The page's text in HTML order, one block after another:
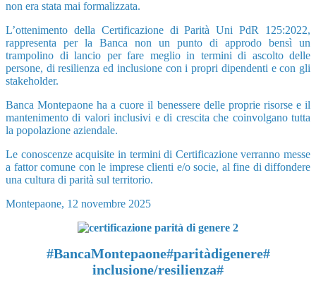
non era stata mai formalizzata.
L’ottenimento della Certificazione di Parità Uni PdR 125:2022,
rappresenta per la Banca non un punto di approdo bensì un
trampolino di lancio per fare meglio in termini di ascolto delle
persone, di resilienza ed inclusione con i propri dipendenti e con gli
stakeholder.
Banca Montepaone ha a cuore il benessere delle proprie risorse e il
mantenimento di valori inclusivi e di crescita che coinvolgano tutta
la popolazione aziendale.
Le conoscenze acquisite in termini di Certificazione verranno messe
a fattor comune con le imprese clienti e/o socie, al fine di diffondere
una cultura di parità sul territorio.
Montepaone, 12 novembre 2025
#BancaMontepaone#paritàdigenere#
inclusione/resilienza#